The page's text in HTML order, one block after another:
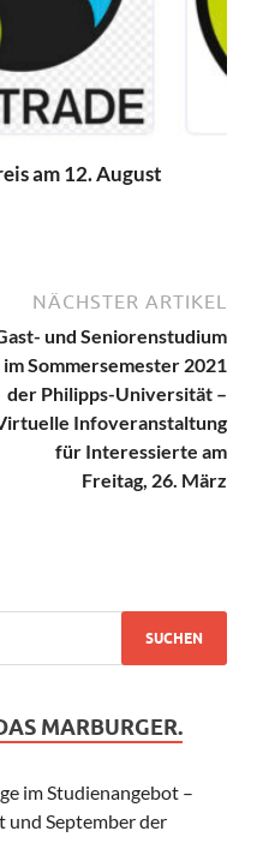
am 12. August
NÄCHSTER ARTIKEL
und Seniorenstudium
im Sommersemester 2021
der Philipps-Universität –
Infoveranstaltung
für Interessierte am
Freitag, 26. März
MARBURGER.
im Studienangebot –
und September der